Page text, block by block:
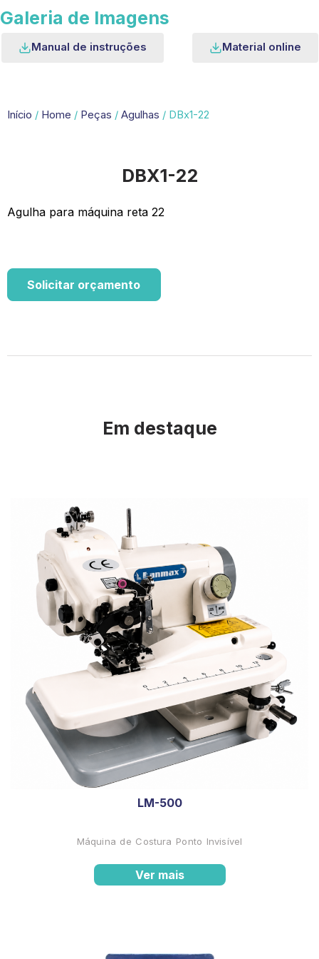
Galeria de Imagens
Manual de instruções Material online
Início / Home / Peças / Agulhas / DBx1-22
DBX1-22
Agulha para máquina reta 22
Solicitar orçamento
Em destaque
LM-500
Máquina de Costura Ponto Invisível
Ver mais